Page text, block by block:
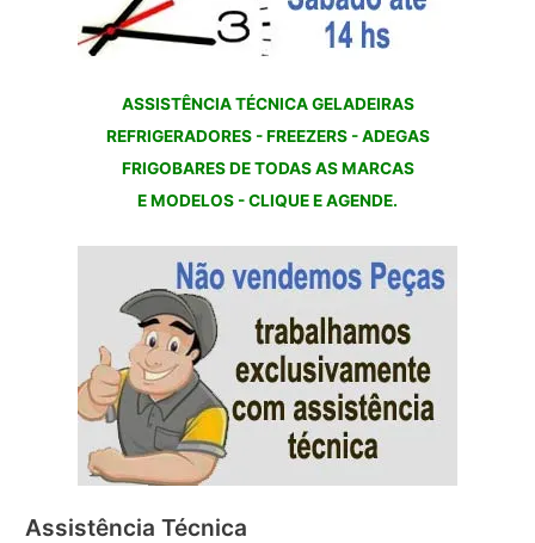
ASSISTÊNCIA TÉCNICA GELADEIRAS
REFRIGERADORES - FREEZERS - ADEGAS
FRIGOBARES DE TODAS AS MARCAS
E MODELOS - CLIQUE E AGENDE.
Assistência Técnica